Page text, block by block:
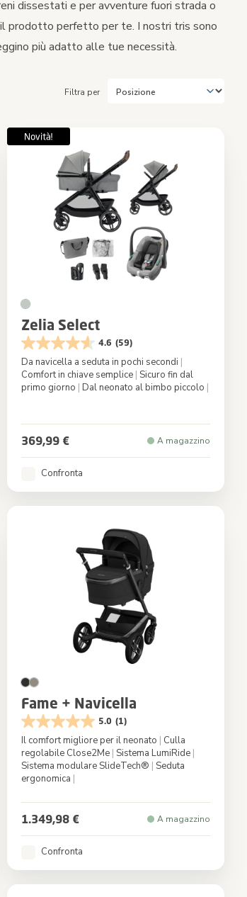
dissestati e per avventure fuori strada o
il prodotto perfetto per te. I nostri tris sono
più adatto alle tue necessità.
Filtra per
Zelia Select
4.6 (59)
Da navicella a seduta in pochi secondi |
Comfort in chiave semplice | Sicuro fin dal
primo giorno | Dal neonato al bimbo piccolo |
369,99 € A magazzino
Confronta
Fame + Navicella
5.0 (1)
Il comfort migliore per il neonato | Culla
regolabile Close2Me | Sistema LumiRide |
Sistema modulare SlideTech® | Seduta
ergonomica |
1.349,98 € A magazzino
Confronta